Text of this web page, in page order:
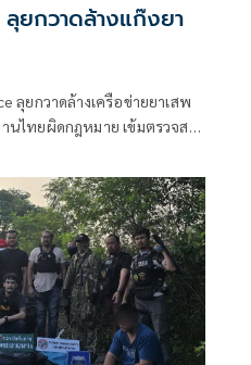
ยกวาดล้างแก๊งยา
ลุยกวาดล้างเครือข่ายยาเสพ
นไทยผิดกฎหมาย เข้มตรวจสาร